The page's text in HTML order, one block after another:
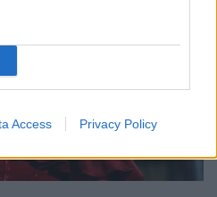
Access Privacy Policy